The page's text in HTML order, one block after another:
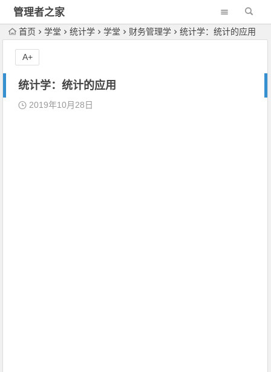
管理者之家
首页 学堂 统计学 学堂 财务管理学 统计学：统计的应用
统计学：统计的应用
2019年10月28日
A+